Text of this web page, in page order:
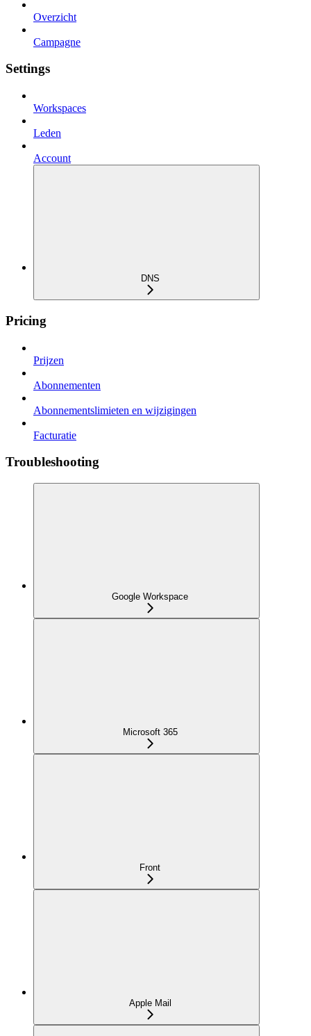
Overzicht
Campagne
Settings
Workspaces
Leden
Account
DNS
Pricing
Prijzen
Abonnementen
Abonnementslimieten en wijzigingen
Facturatie
Troubleshooting
Google Workspace
Microsoft 365
Front
Apple Mail